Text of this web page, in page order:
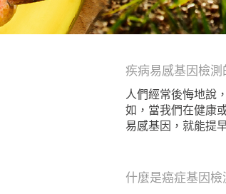
疾病易感基因檢
人們經常後悔地說
如，當我們在健康
易感基因，就能提
什麼是癌症基因